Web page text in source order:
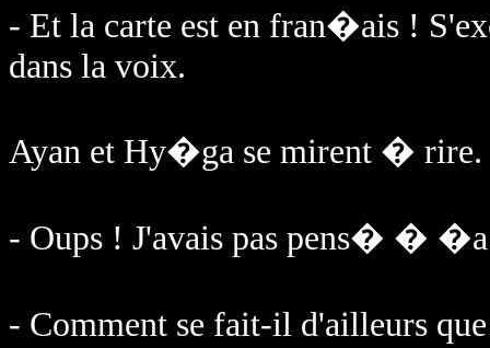
- Et la carte est en fran�ais !
dans la voix.
Ayan et Hy�ga se mirent � rire.
- Oups ! J'avais pas pens� �
- Comment se fait-il d'ailleurs